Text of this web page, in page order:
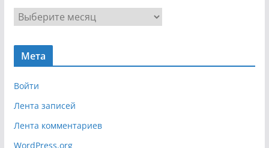
г
я
р
х
Мета
Войти
Лента записей
Лента комментариев
WordPress.org